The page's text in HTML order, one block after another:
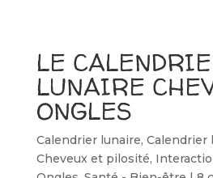
LE
LUNAIRE
ONGLES
Calendrier lunaire, Calendrier
Cheveux et pilosité,